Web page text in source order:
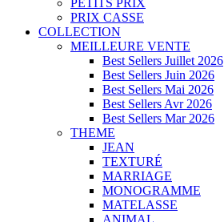
PETITS PRIX
PRIX CASSE
COLLECTION
MEILLEURE VENTE
Best Sellers Juillet 2026
Best Sellers Juin 2026
Best Sellers Mai 2026
Best Sellers Avr 2026
Best Sellers Mar 2026
THEME
JEAN
TEXTURÉ
MARRIAGE
MONOGRAMME
MATELASSE
ANIMAL